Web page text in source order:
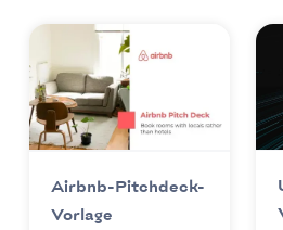
Airbnb-Pitchdeck-
Vorlage